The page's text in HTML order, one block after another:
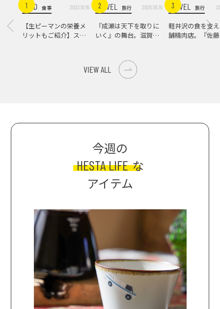
1FOOD 食事 2023.10.16
【生ピーマンの栄養メ
リットもご紹介】スパ
2
TRAVEL 旅行 2026.05.15
『成瀬は天下を取りに
いく』の舞台。滋賀県
3
TRAVEL 旅行
軽井沢の食を支
舗精肉店。『佐
VIEW ALL
今週の
HESTA LIFE な
アイテム